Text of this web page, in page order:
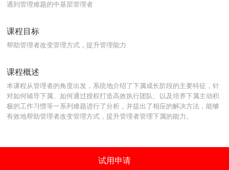
遇到管理难题的中基层管理者
课程目标
帮助管理者改变管理方式，提升管理能力
课程概述
本课程从管理者的角度出发，系统地介绍了下属成长阶段的主要特征，针
对如何辅导下属、如何通过授权打造高效执行团队、以及培养下属主动积
极的工作习惯等一系列难题进行了分析，并提出了相应的解决方法，能够
有效地帮助管理者改变管理方式，提升管理者管理下属的能力。
试用申请